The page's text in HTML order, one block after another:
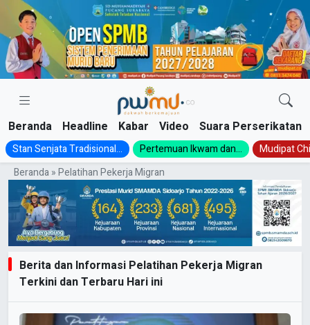
Skip
content
Beranda Headline Kabar Video Suara Perserikatan
Stan Senjata Tradisional... Pertemuan Ikwam dan...
Mudipat
Beranda»Pelatihan Pekerja Migran
Berita dan Informasi Pelatihan Pekerja Migran
Terkini dan Terbaru Hari ini